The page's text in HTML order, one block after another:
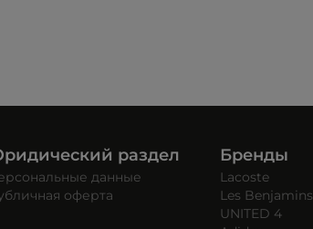
раздел
данные
оферта
Бренды
Lacoste
Les Benjamins
UNITED 4